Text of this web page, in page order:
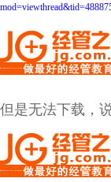
但是无法下载，